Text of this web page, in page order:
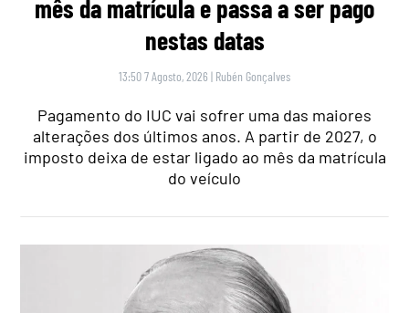
mês da matrícula e passa a ser pago
nestas datas
13:50 7 Agosto, 2026 | Rubén Gonçalves
Pagamento do IUC vai sofrer uma das maiores
alterações dos últimos anos. A partir de 2027, o
imposto deixa de estar ligado ao mês da matrícula
do veículo